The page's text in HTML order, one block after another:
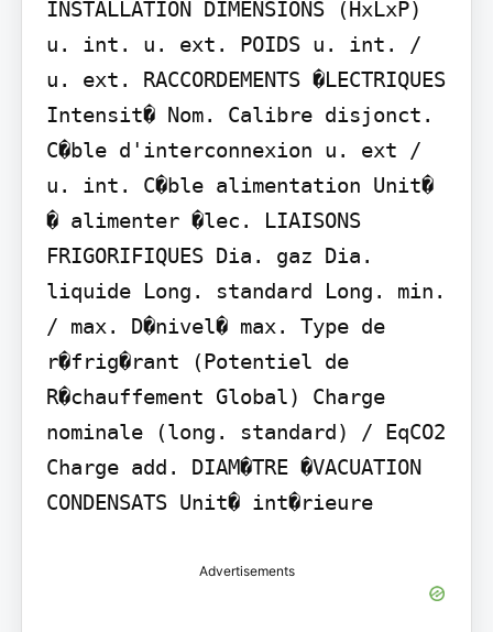
INSTALLATION DIMENSIONS (HxLxP)
u. int. u. ext. POIDS u. int. /
u. ext. RACCORDEMENTS �LECTRIQUES
Intensit� Nom. Calibre disjonct.
C�ble d'interconnexion u. ext /
u. int. C�ble alimentation Unit�
� alimenter �lec. LIAISONS
FRIGORIFIQUES Dia. gaz Dia.
liquide Long. standard Long. min.
/ max. D�nivel� max. Type de
r�frig�rant (Potentiel de
R�chauffement Global) Charge
nominale (long. standard) / EqCO2
Charge add. DIAM�TRE �VACUATION
CONDENSATS Unit� int�rieure
Advertisements